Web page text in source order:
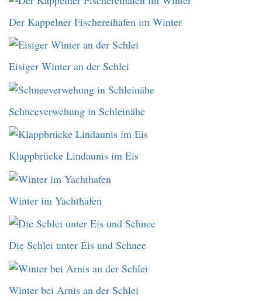
Der Kappelner Fischereihafen im Winter
Eisiger Winter an der Schlei
Schneeverwehung in Schleinähe
Klappbrücke Lindaunis im Eis
Winter im Yachthafen
Die Schlei unter Eis und Schnee
Winter bei Arnis an der Schlei